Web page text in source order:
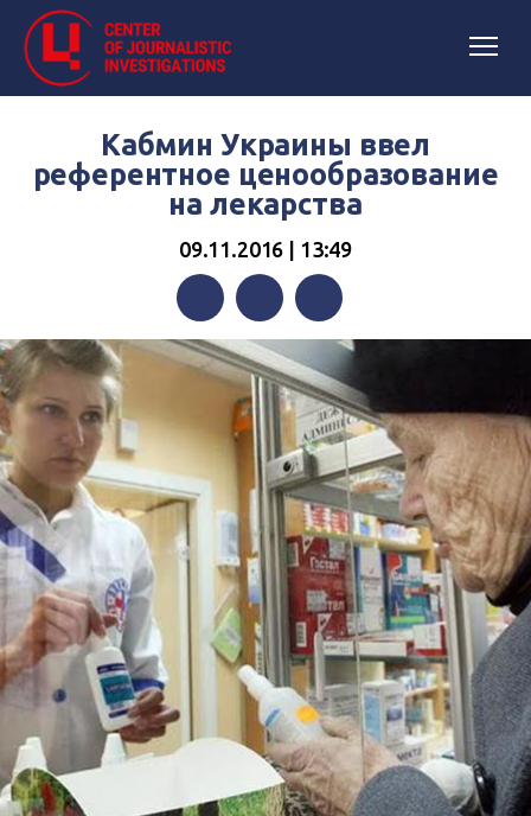
Кабмин Украины ввел
референтное ценообразование
на лекарства
09.11.2016 | 13:49
FacebookTwitterTelegram